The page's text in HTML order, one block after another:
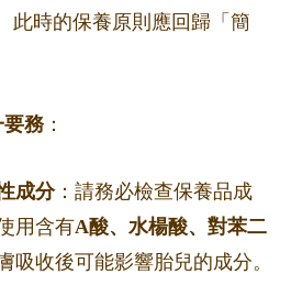
此時的保養原則應回歸「簡
要務：
成分：請務必檢查保養品成
用含有A酸、水楊酸、對苯二
吸收後可能影響胎兒的成分。